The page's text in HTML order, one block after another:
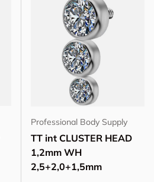
Professional Body Supply
TT int CLUSTER HEAD
1,2mm WH
2,5+2,0+1,5mm